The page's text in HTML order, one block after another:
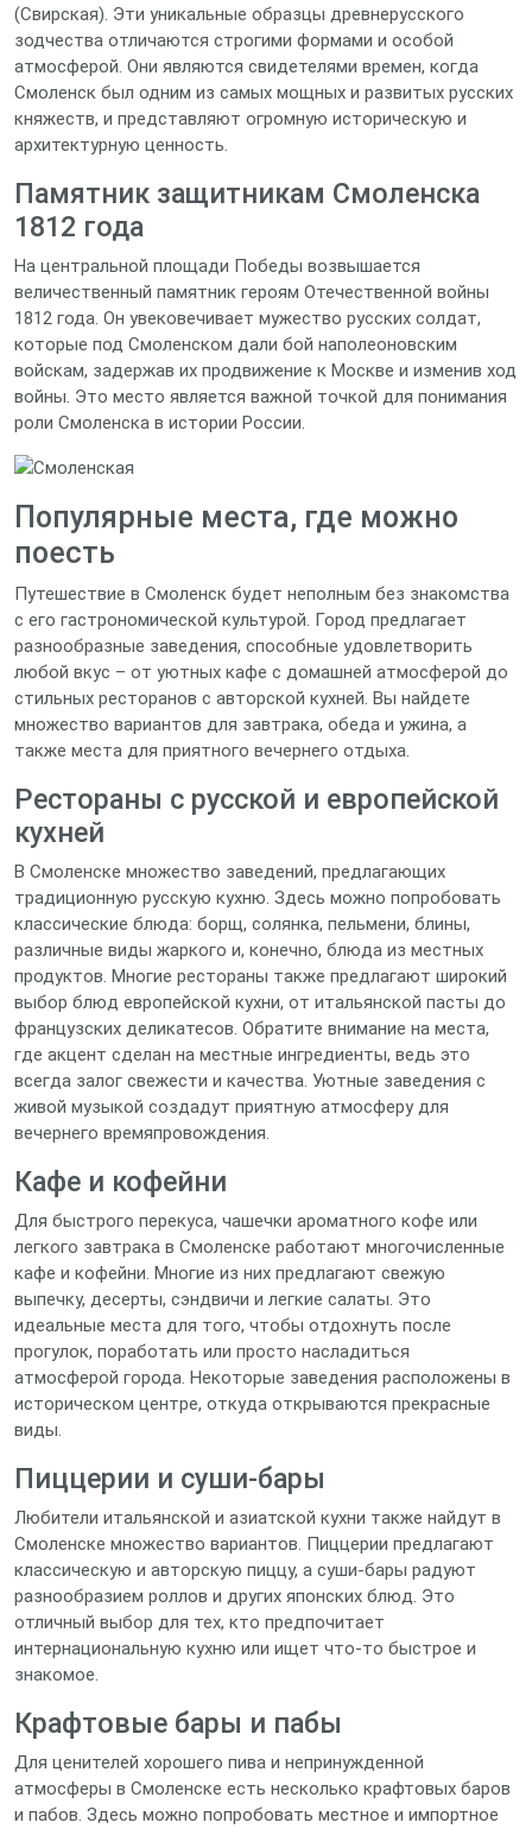
(Свирская). Эти уникальные образцы древнерусского
зодчества отличаются строгими формами и особой
атмосферой. Они являются свидетелями времен, когда
Смоленск был одним из самых мощных и развитых русских
княжеств, и представляют огромную историческую и
архитектурную ценность.
Памятник защитникам Смоленска
1812 года
На центральной площади Победы возвышается
величественный памятник героям Отечественной войны
1812 года. Он увековечивает мужество русских солдат,
которые под Смоленском дали бой наполеоновским
войскам, задержав их продвижение к Москве и изменив ход
войны. Это место является важной точкой для понимания
роли Смоленска в истории России.
Популярные места, где можно
поесть
Путешествие в Смоленск будет неполным без знакомства
с его гастрономической культурой. Город предлагает
разнообразные заведения, способные удовлетворить
любой вкус – от уютных кафе с домашней атмосферой до
стильных ресторанов с авторской кухней. Вы найдете
множество вариантов для завтрака, обеда и ужина, а
также места для приятного вечернего отдыха.
Рестораны с русской и европейской
кухней
В Смоленске множество заведений, предлагающих
традиционную русскую кухню. Здесь можно попробовать
классические блюда: борщ, солянка, пельмени, блины,
различные виды жаркого и, конечно, блюда из местных
продуктов. Многие рестораны также предлагают широкий
выбор блюд европейской кухни, от итальянской пасты до
французских деликатесов. Обратите внимание на места,
где акцент сделан на местные ингредиенты, ведь это
всегда залог свежести и качества. Уютные заведения с
живой музыкой создадут приятную атмосферу для
вечернего времяпровождения.
Кафе и кофейни
Для быстрого перекуса, чашечки ароматного кофе или
легкого завтрака в Смоленске работают многочисленные
кафе и кофейни. Многие из них предлагают свежую
выпечку, десерты, сэндвичи и легкие салаты. Это
идеальные места для того, чтобы отдохнуть после
прогулок, поработать или просто насладиться
атмосферой города. Некоторые заведения расположены в
историческом центре, откуда открываются прекрасные
виды.
Пиццерии и суши-бары
Любители итальянской и азиатской кухни также найдут в
Смоленске множество вариантов. Пиццерии предлагают
классическую и авторскую пиццу, а суши-бары радуют
разнообразием роллов и других японских блюд. Это
отличный выбор для тех, кто предпочитает
интернациональную кухню или ищет что-то быстрое и
знакомое.
Крафтовые бары и пабы
Для ценителей хорошего пива и непринужденной
атмосферы в Смоленске есть несколько крафтовых баров
и пабов. Здесь можно попробовать местное и импортное